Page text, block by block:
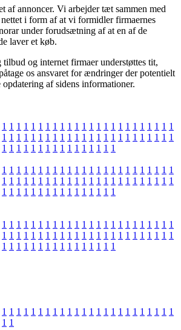
af annoncer. Vi arbejder tæt sammen med
i form af at vi formidler firmaernes
under forudsætning af at en af de
laver et køb.
og internet firmaer understøttes tit,
os ansvaret for ændringer der potentielt
opdatering af sidens informationer.
1 1 1 1 1 1 1 1 1 1 1 1 1 1 1 1 1 1 1 1 1 1 1 1
1 1 1 1 1 1 1 1 1 1 1 1 1 1 1 1 1 1 1 1 1 1 1 1
1 1 1 1 1 1 1 1 1 1 1 1 1 1 1 1
1 1 1 1 1 1 1 1 1 1 1 1 1 1 1 1 1 1 1 1 1 1 1 1
1 1 1 1 1 1 1 1 1 1 1 1 1 1 1 1 1 1 1 1 1 1 1 1
1 1 1 1 1 1 1 1 1 1 1 1 1 1 1 1
1 1 1 1 1 1 1 1 1 1 1 1 1 1 1 1 1 1 1 1 1 1 1 1
1 1 1 1 1 1 1 1 1 1 1 1 1 1 1 1 1 1 1 1 1 1 1 1
1 1 1 1 1 1 1 1 1 1 1 1 1 1 1 1
1 1 1 1 1 1 1 1 1 1 1 1 1 1 1 1 1 1 1 1 1 1 1 1
1 1